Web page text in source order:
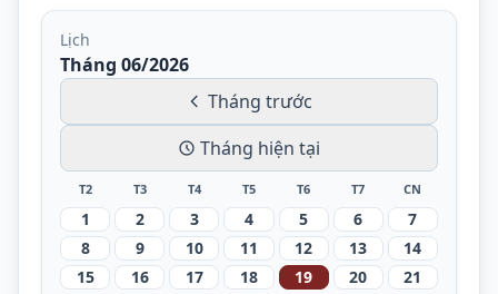
Lịch
Tháng 06/2026
Tháng trước
Tháng hiện tại
T2 T3 T4 T5 T6 T7 CN
1 2 3 4 5 6
7
8
9 10 11 12 13
14
15
16 17 18 19 20
21